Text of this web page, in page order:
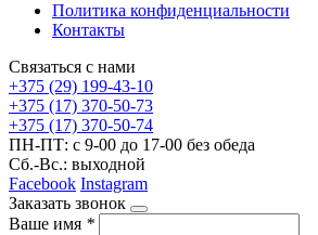
Политика конфиденциальности
Контакты
Связаться с нами
+375 (29) 199-43-10
+375 (17) 370-50-73
+375 (17) 370-50-74
ПН-ПТ: с 9-00 до 17-00 без обеда
Сб.-Вс.: выходной
Facebook Instagram
Заказать звонок
Ваше имя *